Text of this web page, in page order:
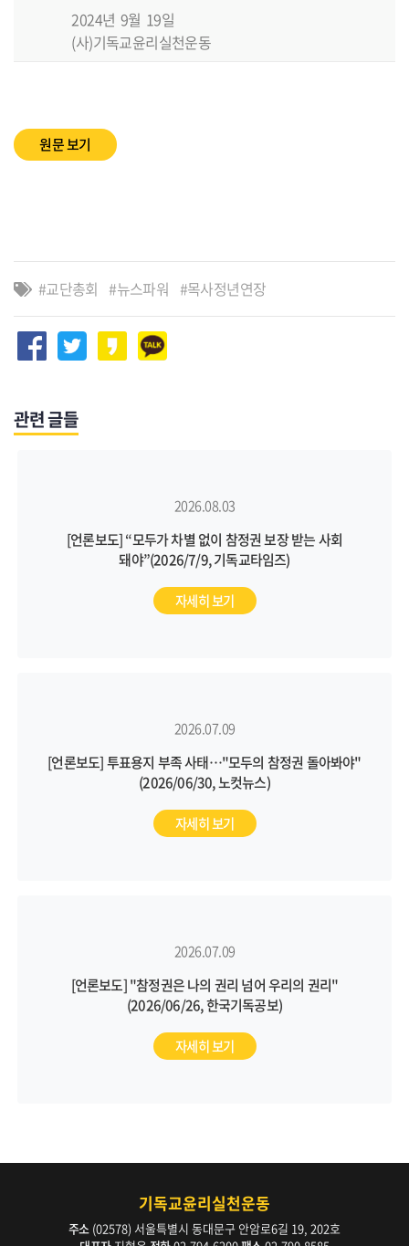
2024년 9월 19일
(사)기독교윤리실천운동
원문 보기
교단총회 뉴스파워 목사정년연장
관련 글들
2026.08.03
[언론보도] “모두가 차별 없이 참정권 보장 받는 사회
돼야”(2026/7/9, 기독교타임즈)
자세히 보기
2026.07.09
[언론보도] 투표용지 부족 사태…"모두의 참정권 돌아봐야"
(2026/06/30, 노컷뉴스)
자세히 보기
2026.07.09
[언론보도] "참정권은 나의 권리 넘어 우리의 권리"
(2026/06/26, 한국기독공보)
자세히 보기
기독교윤리실천운동
주소 (02578) 서울특별시 동대문구 안암로6길 19, 202호